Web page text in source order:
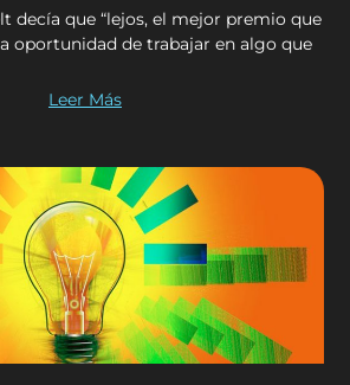
decía que “lejos, el mejor premio que
oportunidad de trabajar en algo que
Leer Más